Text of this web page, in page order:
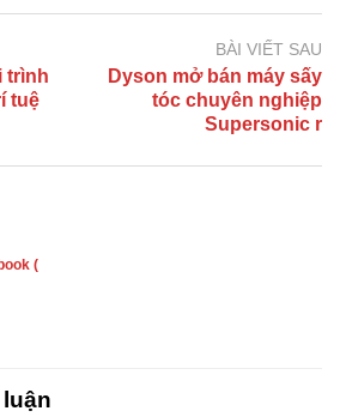
trình
tuệ
BÀI VIẾT SAU
Dyson mở bán máy sấy
tóc chuyên nghiệp
Supersonic r
(